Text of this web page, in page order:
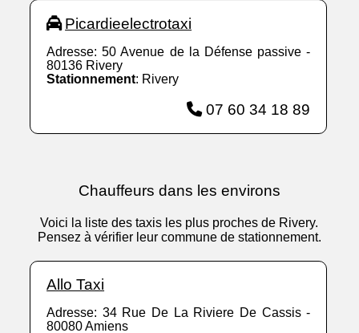
Picardieelectrotaxi
Adresse: 50 Avenue de la Défense passive -
80136 Rivery
Stationnement: Rivery
07 60 34 18 89
Chauffeurs dans les environs
Voici la liste des taxis les plus proches de Rivery.
Pensez à vérifier leur commune de stationnement.
Allo Taxi
Adresse: 34 Rue De La Riviere De Cassis -
80080 Amiens